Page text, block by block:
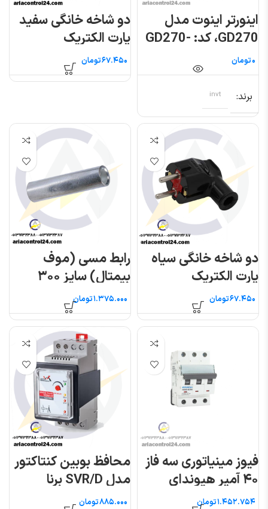
اینورتر اینوت مدل
GD270، کد: GD270-
004-4
تومان
برند invt
دو شاخه خانگی سفید
پارت الکتریک
تومان
دو شاخه خانگی سیاه
پارت الکتریک
تومان
رابط مسی (موف
بیمتال) سایز ۳۰۰
تومان
فیوز مینیاتوری سه فاز
۴۰ آمپر هیوندای
تومان
محافظ بوبین کنتاکتور
مدل SVR/D برنا
الکترونیک
تومان